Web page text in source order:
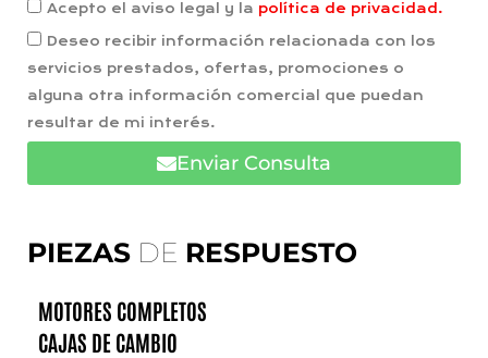
PIEZAS DE RESPUESTO
MOTORES COMPLETOS
CAJAS DE CAMBIO
Acepto el aviso legal y la política de privacidad.
Deseo recibir información relacionada con los
servicios prestados, ofertas, promociones o
alguna otra información comercial que puedan
resultar de mi interés.
Enviar Consulta